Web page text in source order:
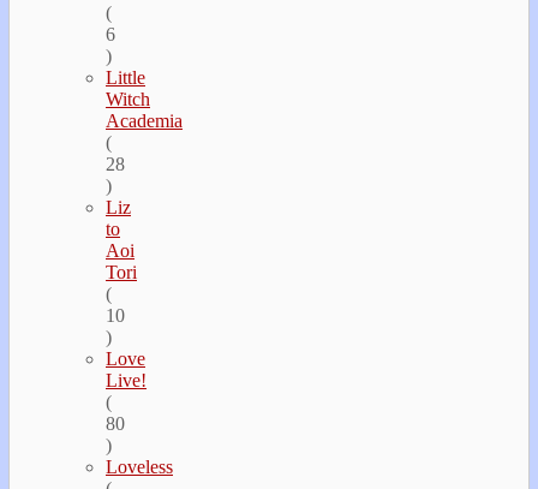
(
6
)
Little
Witch
Academia
(
28
)
Liz
to
Aoi
Tori
(
10
)
Love
Live!
(
80
)
Loveless